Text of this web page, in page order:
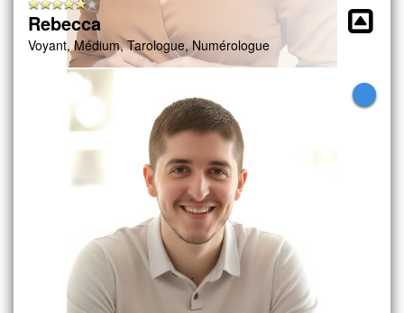
Rebecca
Voyant, Médium, Tarologue, Numérologue